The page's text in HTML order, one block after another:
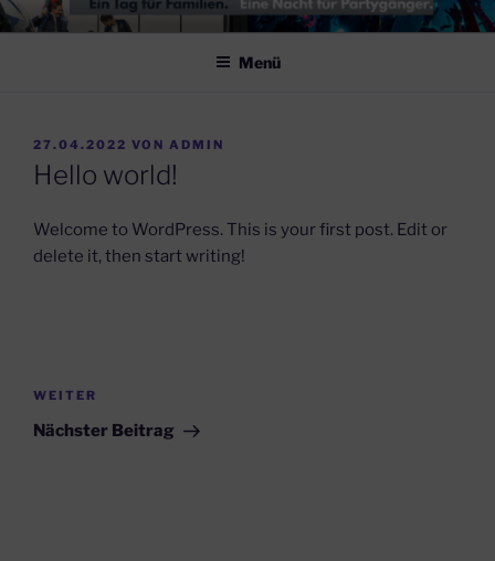
Zum
InhaltFLUGHAFENFEST
am 06.06.2026 – Flughafen Hof-Plauen
Menü
VERÖFFENTLICHT
AM
27.04.2022 VON ADMIN
Hello world!
Welcome to WordPress. This is your first post. Edit or
delete it, then start writing!
Nächster
Beitrag
WEITER
Nächster Beitrag